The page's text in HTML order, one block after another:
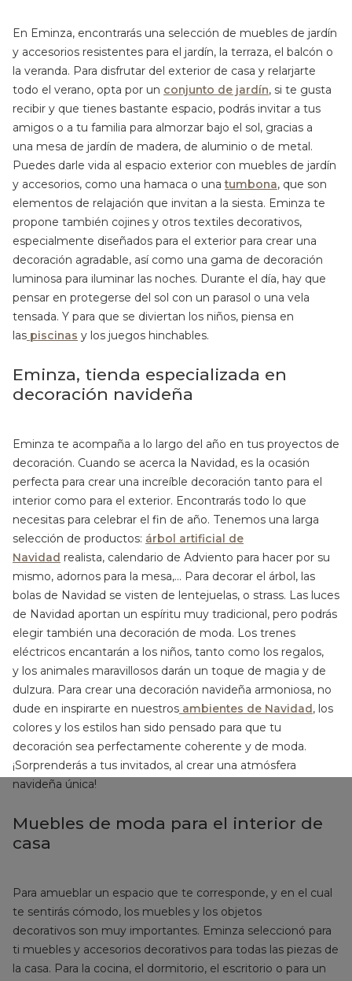
En Eminza, encontrarás una selección de muebles de jardín
y accesorios resistentes para el jardín, la terraza, el balcón o
la veranda. Para disfrutar del exterior de casa y relarjarte
todo el verano, opta por un conjunto de jardín, si te gusta
recibir y que tienes bastante espacio, podrás invitar a tus
amigos o a tu familia para almorzar bajo el sol, gracias a
una mesa de jardín de madera, de aluminio o de metal.
Puedes darle vida al espacio exterior con muebles de jardín
y accesorios, como una hamaca o unatumbona, que son
elementos de relajación que invitan a la siesta. Eminza te
propone también cojines y otros textiles decorativos,
especialmente diseñados para el exterior para crear una
decoración agradable, así como una gama de decoración
luminosa para iluminar las noches. Durante el día, hay que
pensar en protegerse del sol con un parasol o una vela
tensada. Y para que se diviertan los niños, piensa en
las piscinas y los juegos hinchables.
Eminza, tienda especializada en
decoración navideña
Eminza te acompaña a lo largo del año en tus proyectos de
decoración. Cuando se acerca la Navidad, es la ocasión
perfecta para crear una increíble decoración tanto para el
interior como para el exterior. Encontrarás todo lo que
necesitas para celebrar el fin de año. Tenemos una larga
selección de productos: árbol artificial de
Navidad realista, calendario de Adviento para hacer por su
mismo, adornos para la mesa,… Para decorar el árbol, las
bolas de Navidad se visten de lentejuelas, o strass. Las luces
de Navidad aportan un espíritu muy tradicional, pero podrás
elegir también una decoración de moda. Los trenes
eléctricos encantarán a los niños, tanto como los regalos,
y los animales maravillosos darán un toque de magia y de
dulzura. Para crear una decoración navideña armoniosa, no
dude en inspirarte en nuestros ambientes de Navidad, los
colores y los estilos han sido pensado para que tu
decoración sea perfectamente coherente y de moda.
¡Sorprenderás a tus invitados, al crear una atmósfera
navideña única!
Muebles de moda para el interior de
casa
Para amueblar un espacio que te corresponde, y en el cual
te sentirás cómodo, los muebles y los objetos
decorativos son muy importantes. Eminza seleccionó para
ti muebles y accesorios decorativos para todas las piezas de
la casa. Para la cocina, el dormitorio, el escritorio o para un